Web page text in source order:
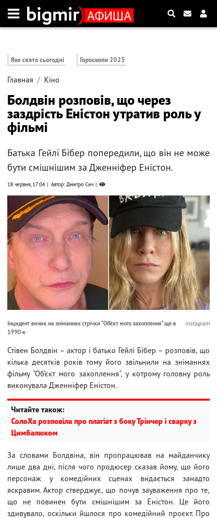
Яке свято сьогодні Гороскопи 2025
Главная Кіно
Болдвін розповів, що через
заздрість Еністон утратив роль у
фільмі
Батька Гейлі Бібер попередили, що він не може
бути смішнішим за Дженніфер Еністон.
18 червня, 17:04 Автор: Дмитро Сич
Інцидент виник на зніманнях стрічки "Об’єкт мого захоплення" ще в
1990-х
instagram
Стівен Болдвін – актор і батько Гейлі Бібер – розповів, що
кілька десятків років тому його звільнили на зніманнях
фільму "Об’єкт мого захоплення", у котрому головну роль
виконувала Дженніфер Еністон.
Читайте також:
СолоХа розповіла про плагіат з боку Трінчер і сварку з
Цимбалюком
За словами Болдвіна, він пропрацював на майданчику
лише два дні, після чого продюсер сказав йому, що його
персонаж у комедійних сценах видається занадто
яскравим. Актор стверджує, що почув зауваження про те,
що не повинен бути смішнішим за Еністон. Це його
здивувало, оскільки йшлося про комедійний проєкт. Про